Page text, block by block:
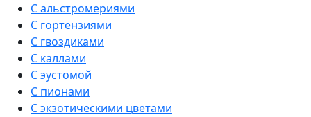
С альстромериями
С гортензиями
С гвоздиками
С каллами
С эустомой
С пионами
С экзотическими цветами